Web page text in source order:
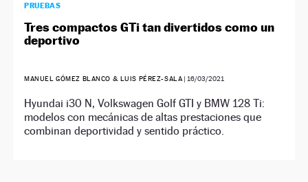
PRUEBAS
Tres compactos GTi tan divertidos como un
deportivo
MANUEL GÓMEZ BLANCO & LUIS PÉREZ-SALA | 16/03/2021
Hyundai i30 N, Volkswagen Golf GTI y BMW 128 Ti:
modelos con mecánicas de altas prestaciones que
combinan deportividad y sentido práctico.